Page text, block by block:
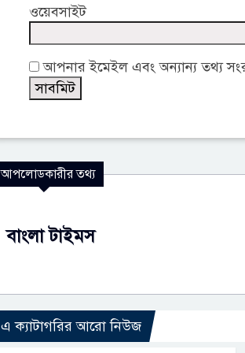
ওয়েবসাইট
আপনার ইমেইল এবং অন্যান্য তথ্য
আপলোডকারীর তথ্য
বাংলা টাইমস
এ ক্যাটাগরির আরো নিউজ